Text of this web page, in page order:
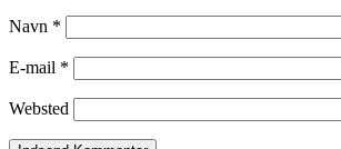
Navn *
E-mail *
Websted